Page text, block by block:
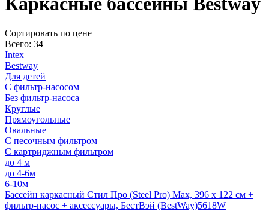
Cортировать по цене
Всего: 34
Intex
Bestway
Для детей
С фильтр-насосом
Без фильтр-насоса
Круглые
Прямоугольные
Овальные
С песочным фильтром
С картриджным фильтром
до 4 м
до 4-6м
6-10м
Бассейн каркасный Стил Про (Steel Pro) Мах, 396 х 122 см +
фильтр-насос + аксессуары, БестВэй (BestWay)5618W